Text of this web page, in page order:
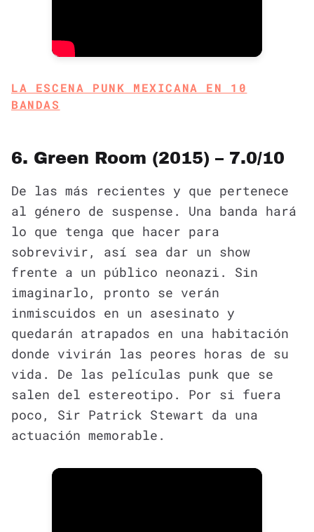
LA ESCENA PUNK MEXICANA EN 10
BANDAS
6. Green Room (2015) – 7.0/10
De las más recientes y que pertenece
al género de suspense. Una banda hará
lo que tenga que hacer para
sobrevivir, así sea dar un show
frente a un público neonazi. Sin
imaginarlo, pronto se verán
inmiscuidos en un asesinato y
quedarán atrapados en una habitación
donde vivirán las peores horas de su
vida. De las películas punk que se
salen del estereotipo. Por si fuera
poco, Sir Patrick Stewart da una
actuación memorable.